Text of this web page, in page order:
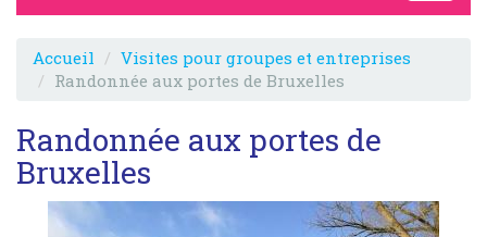
Accueil
Visites pour groupes et entreprises
Randonnée aux portes de Bruxelles
Randonnée aux portes de
Bruxelles